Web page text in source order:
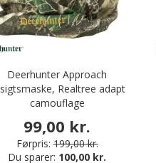
Deerhunter Approach
Realtree adapt
camouflage
99,00 kr.
Førpris: 199,00 kr.
Du sparer: 100,00 kr.